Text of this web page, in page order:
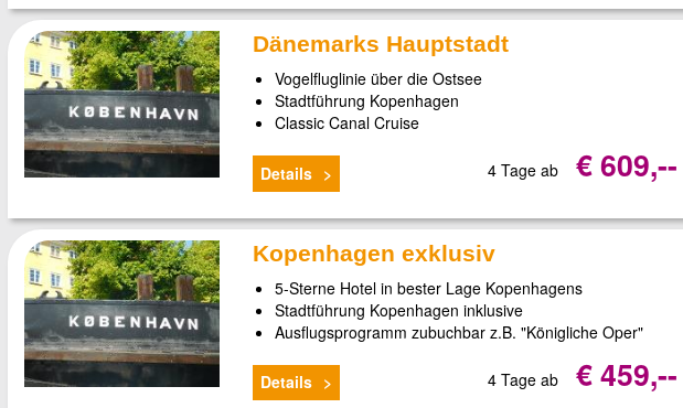
Dänemarks Hauptstadt
Vogelfluglinie über die Ostsee
Stadtführung Kopenhagen
Classic Canal Cruise
Details 4 Tage ab € 609,--
Kopenhagen exklusiv
5-Sterne Hotel in bester Lage Kopenhagens
Stadtführung Kopenhagen inklusive
Ausflugsprogramm zubuchbar z.B. "Königliche Oper"
Details 4 Tage ab € 459,--